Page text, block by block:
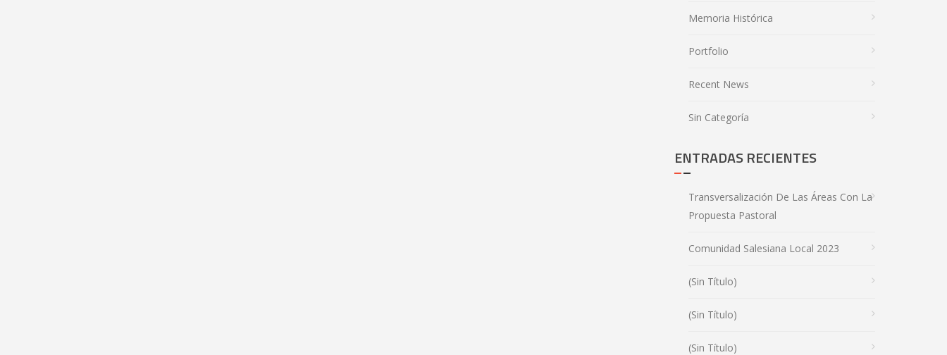
Memoria Histórica
Portfolio
Recent News
Sin Categoría
ENTRADAS RECIENTES
Transversalización De Las Áreas Con La
Propuesta Pastoral
Comunidad Salesiana Local 2023
(sin Título)
(sin Título)
(sin Título)